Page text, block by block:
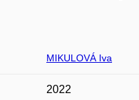
MIKULOVÁ Iva
2022